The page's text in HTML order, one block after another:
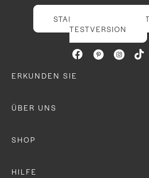
STARTEN SIE IHRE
TESTVERSION
ERKUNDEN SIE
ÜBER UNS
SHOP
HILFE